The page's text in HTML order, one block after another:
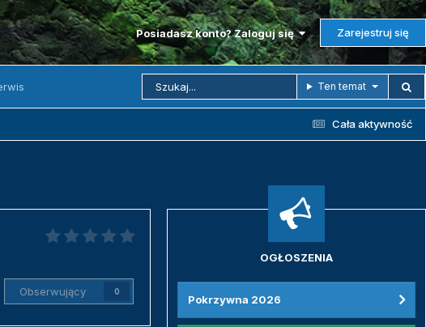
Posiadasz konto? Zaloguj się Zarejestruj się
Ten temat
Cała aktywność
Obserwujący 0
OGŁOSZENIA
Pokrzywna 2026